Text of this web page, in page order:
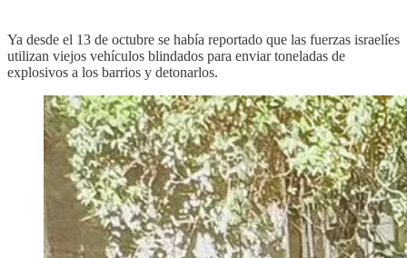
Ya desde el 13 de octubre se había reportado que las fuerzas israelíes
utilizan viejos vehículos blindados para enviar toneladas de
explosivos a los barrios y detonarlos.